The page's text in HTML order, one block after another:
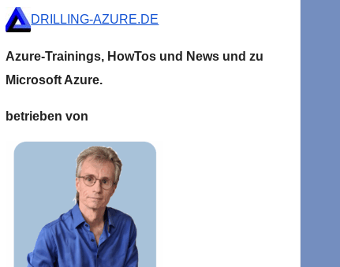
DRILLING-AZURE.DE
Azure-Trainings, HowTos und News und zu
MicrosoftAzure.
betrieben von